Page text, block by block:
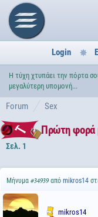
Login
Η τύχη χτυπάει την πόρτα
μεγαλύτερη υπομονή...
Forum Sex
Πρώτη φορά
Σελ. 1
Μήνυμα #34939από mikros14
mikros14